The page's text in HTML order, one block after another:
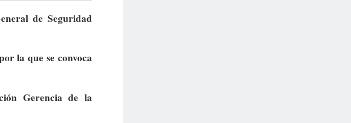
de Seguridad
la que se convoca
Gerencia de la